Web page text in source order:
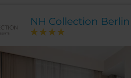
NH Collection